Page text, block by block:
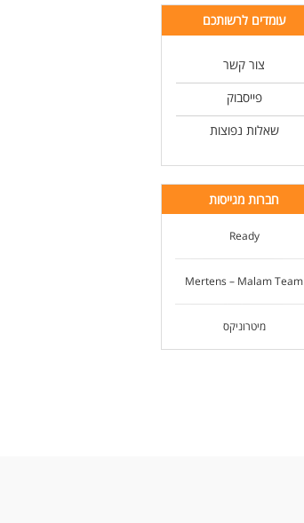
עומדים לרשותכם
צור קשר
פייסבוק
שאלות נפוצות
חברות מגייסות
Ready
Mertens – Malam Team
מיטרוניקס